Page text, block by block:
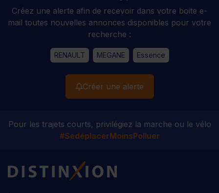
Créez une alerte afin de recevoir dans votre boite e-
mail toutes nouvelles annonces disponibles pour votre
recherche :
RENAULT MEGANE Essence
Créer une alerte
Pour les trajets courts, privilégiez la marche ou le vélo
#SedéplacerMoinsPolluer
Distinxion